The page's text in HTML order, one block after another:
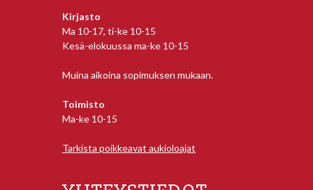
Kirjasto
Ma 10-17, ti-ke 10-15
Kesä-elokuussa ma-ke 10-15
Muina aikoina sopimuksen mukaan.
Toimisto
Ma-ke 10-15
Tarkista poikkeavat aukioloajat